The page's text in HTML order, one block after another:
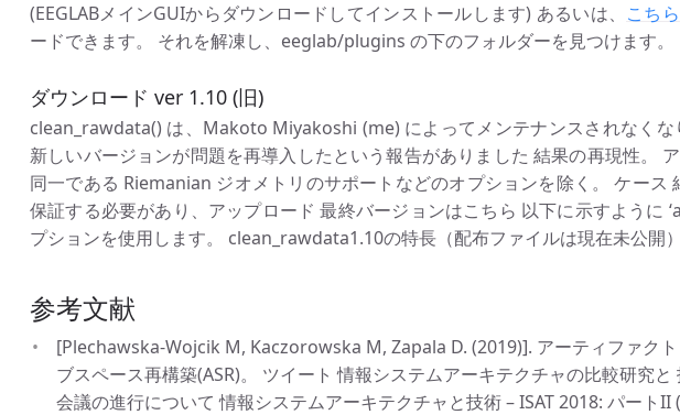
(EEGLABメインGUIからダウンロードしてインストールします) あるいは、 こちら
ードできます。 それを解凍し、eeglab/plugins の下のフォルダーを見つけます。
ダウンロード ver 1.10 (旧)
clean_rawdata() は、Makoto Miyakoshi (me) によってメンテナンスされなくな
新しいバージョンが問題を再導入したという報告がありました 結果の再現性。
同一である Riemanian ジオメトリのサポートなどのオプションを除く。 ケース
保証する必要があり、アップロード 最終バージョンはこちら 以下に示すように
プションを使用します。 clean_rawdata1.10の特長（配布ファイルは現在未公開）
参考文献
[Plechawska-Wojcik M, Kaczorowska M, Zapala D. (2019)]. アーティファクト
ブスペース再構築(ASR)。 ツイート 情報システムアーキテクチャの比較研究と
会議の進行について 情報システムアーキテクチャと技術 – ISAT 2018: パートII